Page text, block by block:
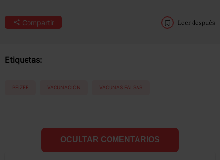
Compartir Leer después
Etiquetas:
PFIZER VACUNACIÓN VACUNAS FALSAS
OCULTAR COMENTARIOS